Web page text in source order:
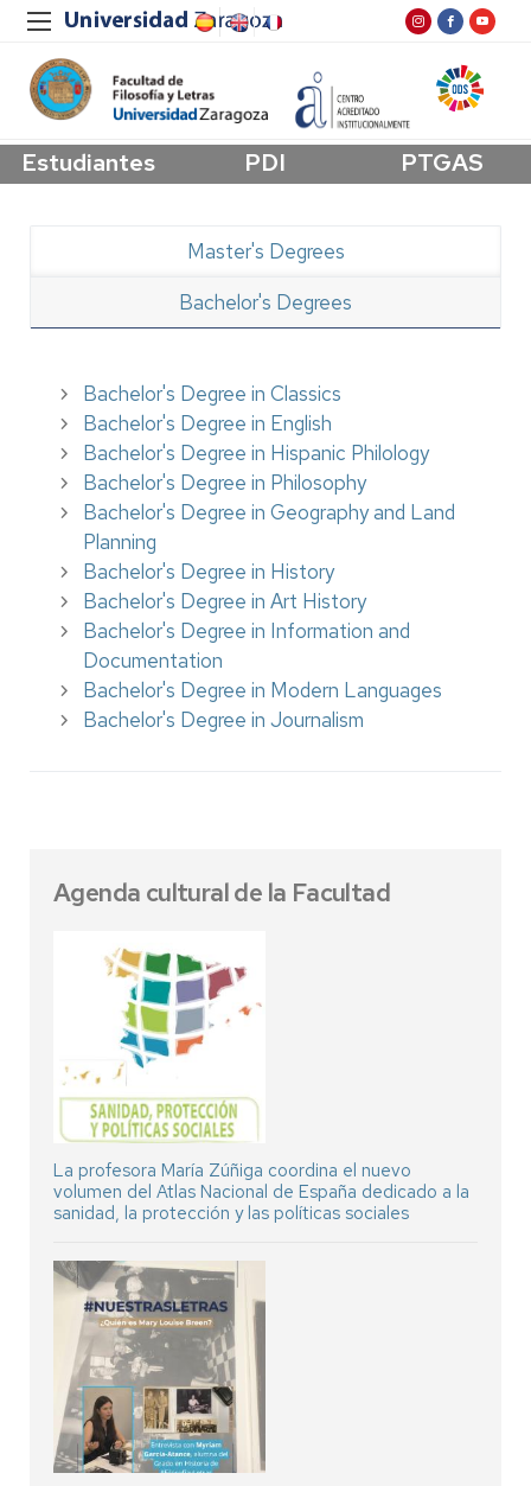
Estudiantes PDI PTGAS
Bachelor's Degrees
Master's Degrees
Bachelor's Degree in Classics
Bachelor's Degree in English
Bachelor's Degree in Hispanic Philology
Bachelor's Degree in Philosophy
Bachelor's Degree in Geography and Land
Planning
Bachelor's Degree in History
Bachelor's Degree in Art History
Bachelor's Degree in Information and
Documentation
Bachelor's Degree in Modern Languages
Bachelor's Degree in Journalism
Agenda cultural de la Facultad
La profesora María Zúñiga coordina el nuevo
volumen del Atlas Nacional de España dedicado a la
sanidad, la protección y las políticas sociales